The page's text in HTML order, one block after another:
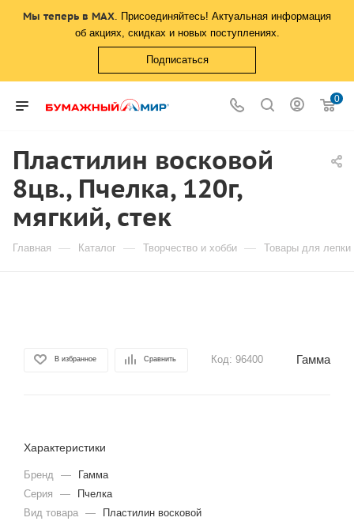
Мы теперь в MAX. Присоединяйтесь! Актуальная информация
об акциях, скидках и новых поступлениях.
Подписаться
0
Пластилин восковой
8цв., Пчелка, 120г,
мягкий, стек
Главная — Каталог — Творчество и хобби — Товары для лепки
В избранное Сравнить Код: 96400 Гамма
Характеристики
Бренд —
Гамма
Серия
—
Пчелка
Вид товара —
Пластилин восковой